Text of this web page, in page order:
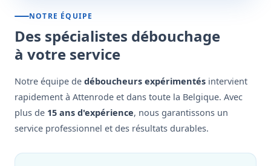
NOTRE ÉQUIPE
Des spécialistes débouchage
à votre service
Notre équipe de déboucheurs expérimentés intervient
rapidement à Attenrode et dans toute la Belgique. Avec
plus de 15 ans d'expérience, nous garantissons un
service professionnel et des résultats durables.